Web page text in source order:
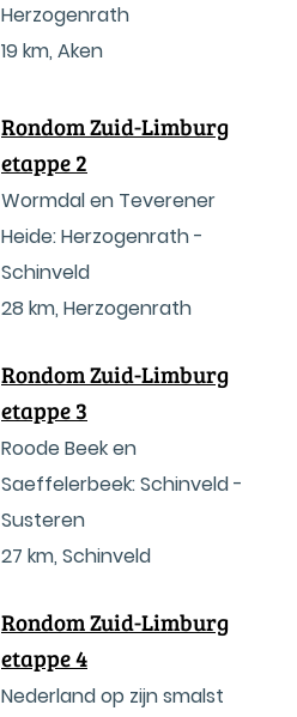
Herzogenrath
19 km, Aken
Rondom Zuid-Limburg
etappe 2
Wormdal en Teverener
Heide: Herzogenrath -
Schinveld
28 km, Herzogenrath
Rondom Zuid-Limburg
etappe 3
Roode Beek en
Saeffelerbeek: Schinveld -
Susteren
27 km, Schinveld
Rondom Zuid-Limburg
etappe 4
Nederland op zijn smalst